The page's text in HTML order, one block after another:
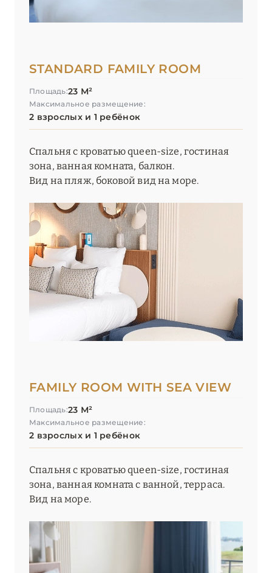
STANDARD FAMILY ROOM
Площадь:23 М²
Максимальное размещение:
2 взрослых и 1 ребёнок
Спальня с кроватью queen-size, гостиная
зона, ванная комната, балкон.
Вид на пляж, боковой вид на море.
FAMILY ROOM WITH SEA VIEW
Площадь:23 М²
Максимальное размещение:
2 взрослых и 1 ребёнок
Спальня с кроватью queen-size, гостиная
зона, ванная комната с ванной, терраса.
Вид на море.